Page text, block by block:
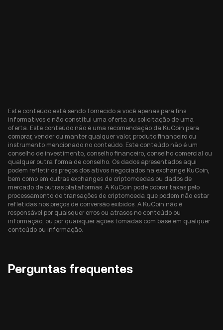
Este conteúdo está sendo fornecido a você apenas para fins
informativos e não constitui uma oferta ou solicitação de uma
oferta. Este conteúdo não é uma recomendação da KuCoin para
comprar, vender ou manter qualquer valor, produto financeiro ou
instrumento mencionado no conteúdo. Este conteúdo não é um
conselho de investimento, conselho financeiro, conselho comercial ou
qualquer outra forma de conselho. Os dados apresentados aqui
podem refletir os preços dos ativos negociados na exchange KuCoin,
bem como em outras exchanges de criptomoedas ou dados de
mercado de outras plataformas. A KuCoin pode cobrar taxas pelo
processamento de transações de criptomoeda que podem não estar
refletidas nos preços de conversão exibidos. A KuCoin não é
responsável por quaisquer erros ou atrasos no conteúdo ou
informação, ou por quaisquer ações tomadas com base em qualquer
conteúdo ou informação.
Perguntas frequentes